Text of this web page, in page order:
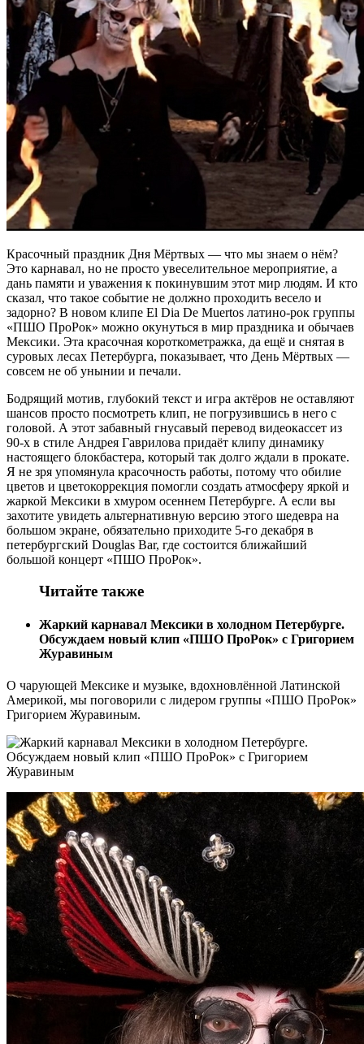
Красочный праздник Дня Мёртвых — что мы знаем о нём?
Это карнавал, но не просто увеселительное мероприятие, а
дань памяти и уважения к покинувшим этот мир людям. И кто
сказал, что такое событие не должно проходить весело и
задорно? В новом клипе El Dia De Muertos латино-рок группы
«ПШО ПроРок» можно окунуться в мир праздника и обычаев
Мексики. Эта красочная короткометражка, да ещё и снятая в
суровых лесах Петербурга, показывает, что День Мёртвых —
совсем не об унынии и печали.
Бодрящий мотив, глубокий текст и игра актёров не оставляют
шансов просто посмотреть клип, не погрузившись в него с
головой. А этот забавный гнусавый перевод видеокассет из
90-х в стиле Андрея Гаврилова придаёт клипу динамику
настоящего блокбастера, который так долго ждали в прокате.
Я не зря упомянула красочность работы, потому что обилие
цветов и цветокоррекция помогли создать атмосферу яркой и
жаркой Мексики в хмуром осеннем Петербурге. А если вы
захотите увидеть альтернативную версию этого шедевра на
большом экране, обязательно приходите 5-го декабря в
петербургский Douglas Bar, где состоится ближайший
большой концерт «ПШО ПроРок».
Читайте также
Жаркий карнавал Мексики в холодном Петербурге.
Обсуждаем новый клип «ПШО ПроРок» с Григорием
Журавиным
О чарующей Мексике и музыке, вдохновлённой Латинской
Америкой, мы поговорили с лидером группы «ПШО ПроРок»
Григорием Журавиным.